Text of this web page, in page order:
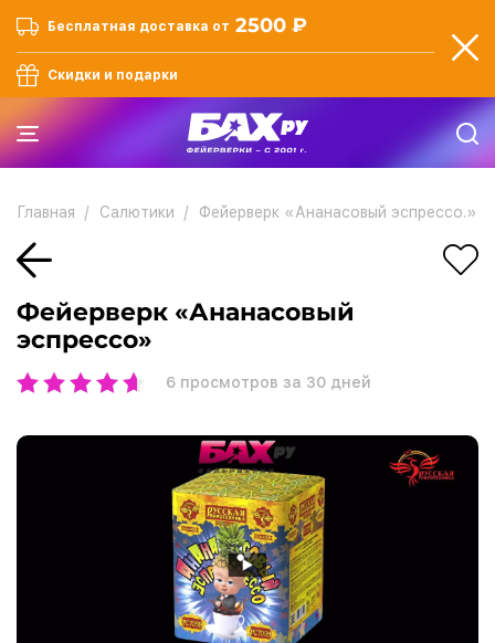
Бесплатная доставка от 2500 ₽
Скидки и подарки
Главная Салютики Фейерверк «Ананасовый эспрессо.»
Фейерверк «Ананасовый
эспрессо»
6 просмотров за 30 дней